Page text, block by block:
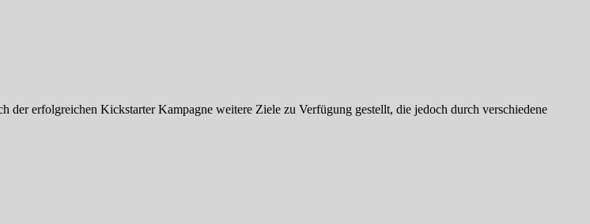
der erfolgreichen Kickstarter Kampagne weitere Ziele zu Verfügung gestellt, die jedoch durch verschiedene